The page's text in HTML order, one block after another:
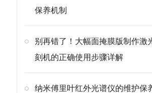
保养机制
别再错了！大幅面掩膜版制作激
刻机的正确使用步骤详解
纳米傅里叶红外光谱仪的维护保